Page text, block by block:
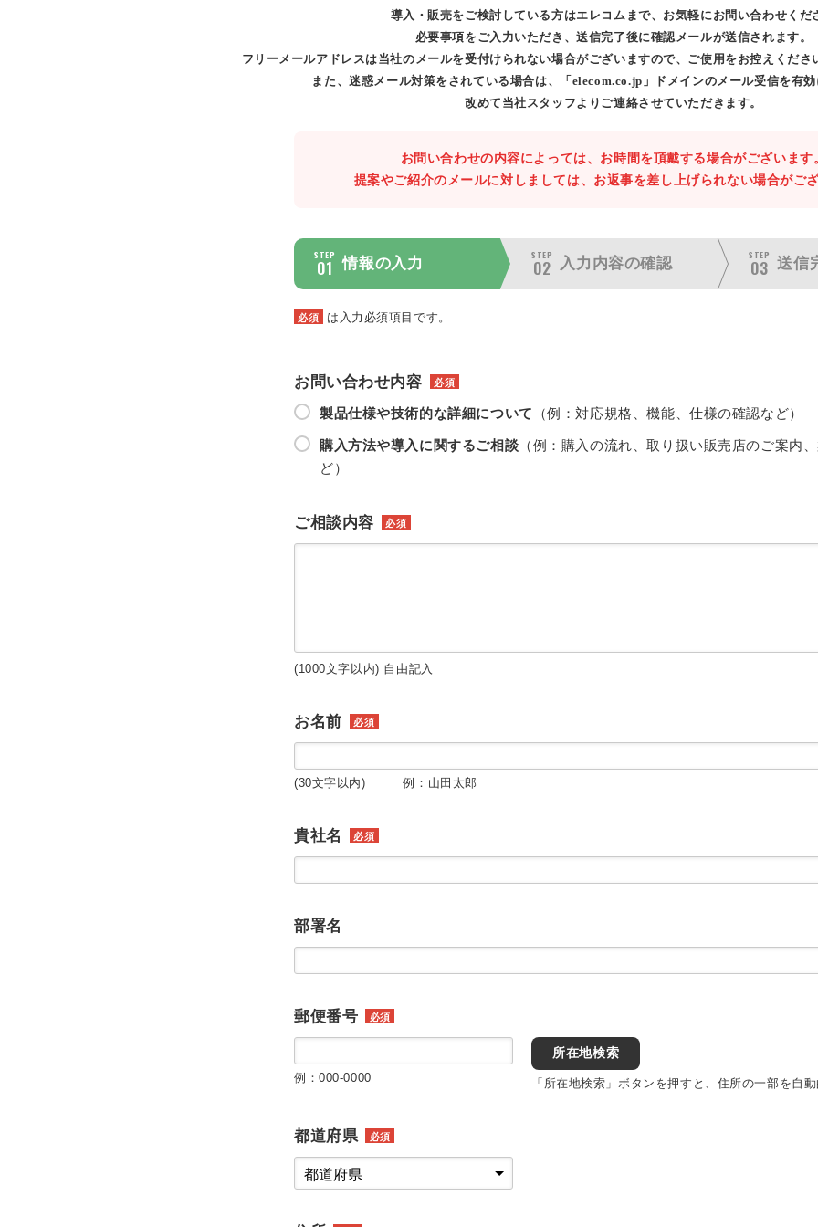
導入・販売をご検討している方はエレコムまで、お気軽にお問い合わせくだ
必要事項をご入力いただき、送信完了後に確認メールが送信されます。
フリーメールアドレスは当社のメールを受付けられない場合がございますので、ご使用をお控えくださ
また、迷惑メール対策をされている場合は、「elecom.co.jp」ドメインのメール受信を有効
改めて当社スタッフよりご連絡させていただきます。
お問い合わせの内容によっては、お時間を頂戴する場合がございます
提案やご紹介のメールに対しましては、お返事を差し上げられない場合がござ
STEP
01 情報の入力
STEP
02 入力内容の確認
STEP
03 送信
必須 は入力必須項目です。
お問い合わせ内容 必須
製品仕様や技術的な詳細について （例：対応規格、機能、仕様の確認など）
購入方法や導入に関するご相談 （例：購入の流れ、取り扱い販売店のご案内
ど）
ご相談内容 必須
(1000文字以内) 自由記入
お名前 必須
(30文字以内) 例：山田太郎
貴社名 必須
部署名
郵便番号 必須
例：000-0000
所在地検索
「所在地検索」ボタンを押すと、住所の一部を自動
都道府県 必須